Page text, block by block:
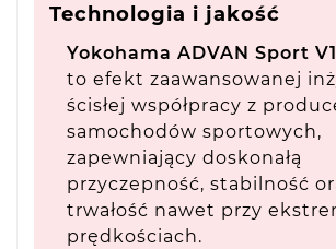
Technologia i jakość
Yokohama ADVAN Sport
to efekt zaawansowanej
ścisłej współpracy z
samochodów sportowych,
zapewniający doskonałą
przyczepność, stabilność
trwałość nawet przy
prędkościach.